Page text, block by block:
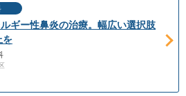
ギー性鼻炎の治療。幅広い選択肢
を